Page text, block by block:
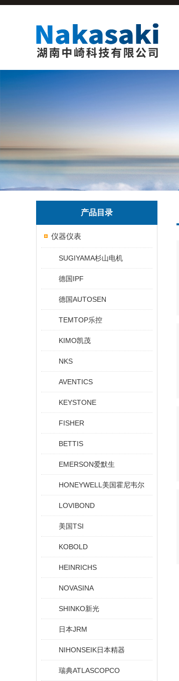
产品目录
仪器仪表
SUGIYAMA杉山电机
德国IPF
德国AUTOSEN
TEMTOP乐控
KIMO凯茂
NKS
AVENTICS
KEYSTONE
FISHER
BETTIS
EMERSON爱默生
HONEYWELL美国霍尼韦尔
LOVIBOND
美国TSI
KOBOLD
HEINRICHS
NOVASINA
SHINKO新光
日本JRM
NIHONSEIK日本精器
瑞典ATLASCOPCO